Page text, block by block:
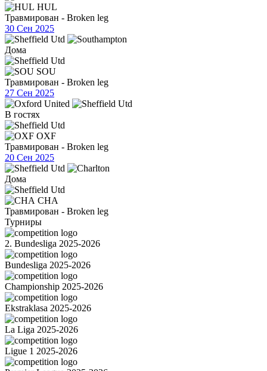
HUL
Травмирован - Broken leg
30 Сен 2025
Дома
SOU
Травмирован - Broken leg
27 Сен 2025
В гостях
OXF
Травмирован - Broken leg
20 Сен 2025
Дома
CHA
Травмирован - Broken leg
Турниры
2. Bundesliga 2025-2026
Bundesliga 2025-2026
Championship 2025-2026
Ekstraklasa 2025-2026
La Liga 2025-2026
Ligue 1 2025-2026